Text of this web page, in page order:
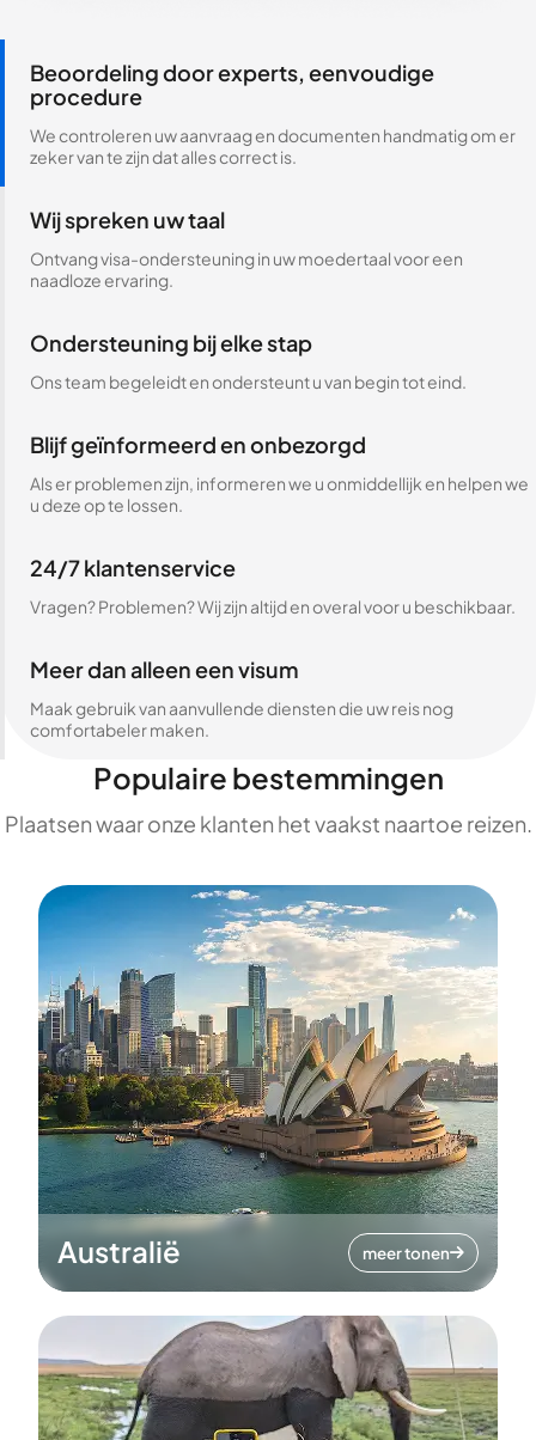
Beoordeling door experts, eenvoudige
procedure
We controleren uw aanvraag en documenten handmatig om er
zeker van te zijn dat alles correct is.
Wij spreken uw taal
Ontvang visa-ondersteuning in uw moedertaal voor een
naadloze ervaring.
Ondersteuning bij elke stap
Ons team begeleidt en ondersteunt u van begin tot eind.
Blijf geïnformeerd en onbezorgd
Als er problemen zijn, informeren we u onmiddellijk en helpen we
u deze op te lossen.
24/7 klantenservice
Vragen? Problemen? Wij zijn altijd en overal voor u beschikbaar.
Meer dan alleen een visum
Maak gebruik van aanvullende diensten die uw reis nog
comfortabeler maken.
Populaire bestemmingen
Plaatsen waar onze klanten het vaakst naartoe reizen.
Australië meer tonen